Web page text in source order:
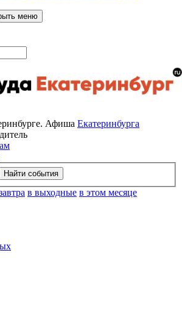
меню
Афиша Екатеринбурга
в выходные в этом месяце